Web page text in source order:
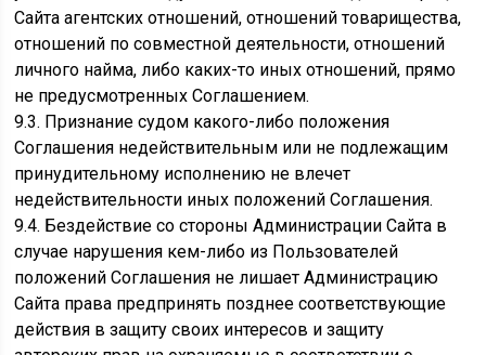
Сайта агентских отношений, отношений товарищества,
отношений по совместной деятельности, отношений
личного найма, либо каких-то иных отношений, прямо
не предусмотренных Соглашением.
9.3. Признание судом какого-либо положения
Соглашения недействительным или не подлежащим
принудительному исполнению не влечет
недействительности иных положений Соглашения.
9.4. Бездействие со стороны Администрации Сайта в
случае нарушения кем-либо из Пользователей
положений Соглашения не лишает Администрацию
Сайта права предпринять позднее соответствующие
действия в защиту своих интересов и защиту